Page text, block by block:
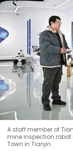
A staff member of
mine inspection
Town in Tianjin.